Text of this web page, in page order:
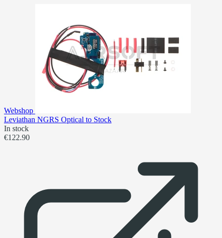
Webshop
Leviathan NGRS Optical to Stock
In stock
€122.90